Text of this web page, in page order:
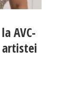
AVC-
artistei